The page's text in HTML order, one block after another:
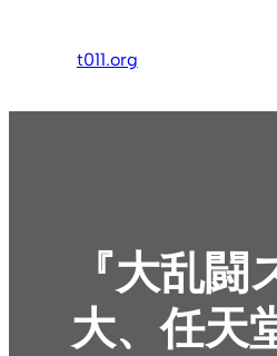
ス
t011.org
『大乱
大、任天